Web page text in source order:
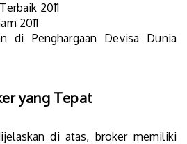
2011
2011
di Penghargaan Devisa Dunia
yang Tepat
di atas, broker memiliki